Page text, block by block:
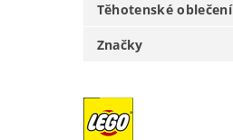
Těhotenské oblečení
Značky